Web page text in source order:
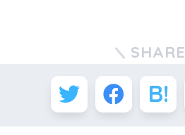
SHARE